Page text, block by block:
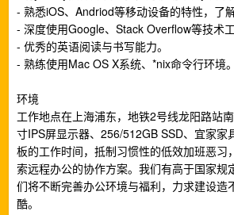
- 熟悉iOS、Andriod等移动设备的特性，了
- 深度使用Google、Stack Overflow等技术工
- 优秀的英语阅读与书写能力。
- 熟练使用Mac OS X系统、*nix命令行环境。
环境
工作地点在上海浦东，地铁2号线龙阳路站
寸IPS屏显示器、256/512GB SSD、宜家
板的工作时间，抵制习惯性的低效加班恶
索远程办公的协作方案。我们有高于国家
们将不断完善办公环境与福利，力求建设
酷。